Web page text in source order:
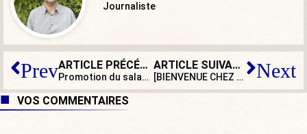
Journaliste
Prev ARTICLE PRÉCÉDENT
Promotion du salafisme, de la charia… le pass Culture, un pass cultuel
ARTICLE SUIVANT
[BIENVENUE CHEZ LES WOKE] Vacances pour Woke Next
VOS COMMENTAIRES